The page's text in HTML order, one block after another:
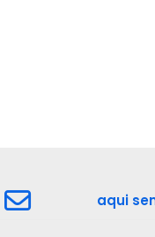
aqui